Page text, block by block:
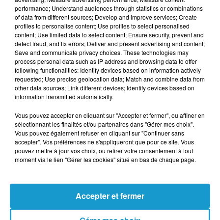
2026, LA SEMAINE OÙ TROIS GRANDES
TRADITIONS SPIRITUELLES S’OUVRENT...
performance; Understand audiences through statistics or combinations
of data from different sources; Develop and improve services; Create
profiles to personalise content; Use profiles to select personalised
content; Use limited data to select content; Ensure security, prevent and
detect fraud, and fix errors; Deliver and present advertising and content;
Save and communicate privacy choices. These technologies may
process personal data such as IP address and browsing data to offer
following functionalities: Identify devices based on information actively
requested; Use precise geolocation data; Match and combine data from
other data sources; Link different devices; Identify devices based on
information transmitted automatically.
Vous pouvez accepter en cliquant sur "Accepter et fermer", ou affiner en
sélectionnant les finalités et/ou partenaires dans "Gérer mes choix".
Vous pouvez également refuser en cliquant sur "Continuer sans
accepter". Vos préférences ne s'appliqueront que pour ce site. Vous
pouvez mettre à jour vos choix, ou retirer votre consentement à tout
moment via le lien "Gérer les cookies" situé en bas de chaque page.
Accepter et fermer